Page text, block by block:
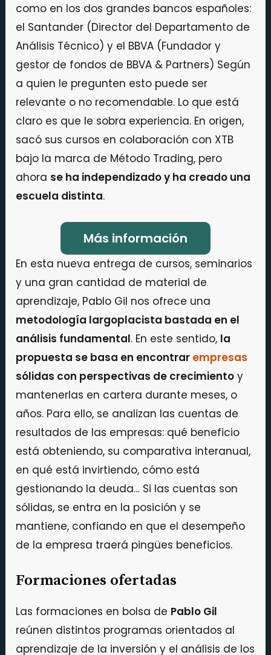
como en los dos grandes bancos españoles:
el Santander (Director del Departamento de
Análisis Técnico) y el BBVA (Fundador y
gestor de fondos de BBVA & Partners) Según
a quien le pregunten esto puede ser
relevante o no recomendable. Lo que está
claro es que le sobra experiencia. En origen,
sacó sus cursos en colaboración con XTB
bajo la marca de Método Trading, pero
ahora se ha independizado y ha creado una
escuela distinta.
Más información
En esta nueva entrega de cursos, seminarios
y una gran cantidad de material de
aprendizaje, Pablo Gil nos ofrece una
metodología largoplacista bastada en el
análisis fundamental. En este sentido, la
propuesta se basa en encontrar empresas
sólidas con perspectivas de crecimiento y
mantenerlas en cartera durante meses, o
años. Para ello, se analizan las cuentas de
resultados de las empresas: qué beneficio
está obteniendo, su comparativa interanual,
en qué está invirtiendo, cómo está
gestionando la deuda… Si las cuentas son
sólidas, se entra en la posición y se
mantiene, confiando en que el desempeño
de la empresa traerá pingües beneficios.
Formaciones ofertadas
Las formaciones en bolsa de Pablo Gil
reúnen distintos programas orientados al
aprendizaje de la inversión y el análisis de los